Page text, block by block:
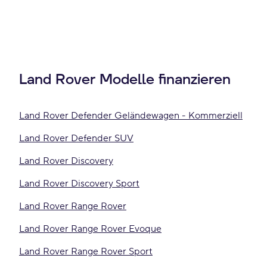
Land Rover Modelle finanzieren
Land Rover Defender Geländewagen - Kommerziell
Land Rover Defender SUV
Land Rover Discovery
Land Rover Discovery Sport
Land Rover Range Rover
Land Rover Range Rover Evoque
Land Rover Range Rover Sport